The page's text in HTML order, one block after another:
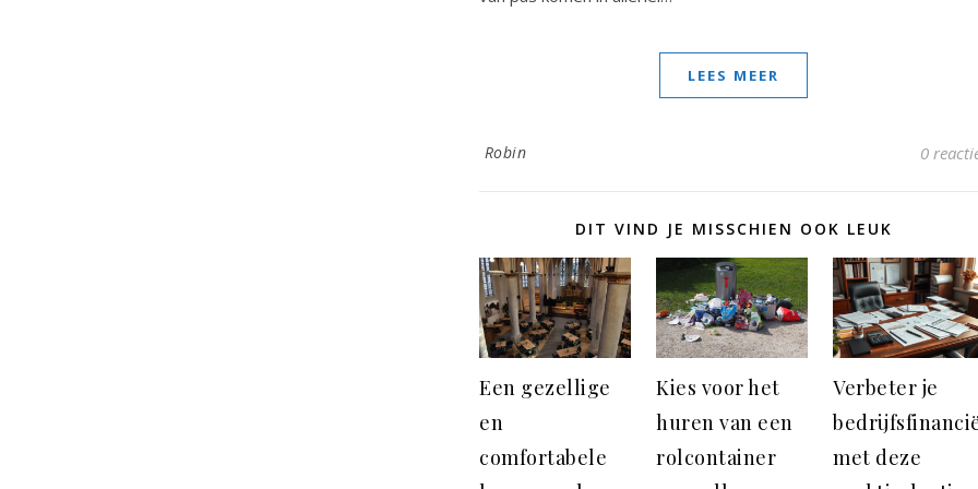
LEES MEER
Robin 0
DIT VIND JE MISSCHIEN OOK LEUK
Een gezellige
en
comfortabele
Kies voor het
huren van een
rolcontainer
Verbeter je
met deze